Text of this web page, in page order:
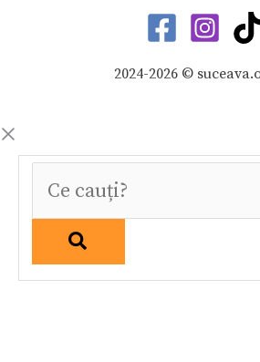
2024-2026 ©